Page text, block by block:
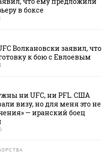
в боксе
Волкановски заявил, что
к бою с Евлоевым
ни UFC, ни PFL. США
визу, но для меня это не
— иранский боец